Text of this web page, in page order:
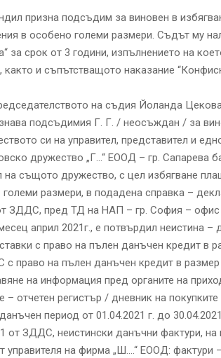
призна подсъдим за виновен в
в особено големи размери. Съдът му
за срок от 3 години, изпълнението на
както и съпътстващото наказание
на съдия Йоланда
подсъдимия Г. Г. / неосъждан / за
си на управител, представител и
дружество „Г…“ ЕООД – гр. Сапарева
на същото дружество, с цел избягване
размери, в подадена справка –
ЗДДС, пред ТД на НАП – гр. София – офис
април 2021г., е потвърдил неистина –
с право на пълен данъчен кредит в
с право на пълен данъчен кредит в размер
на информация пред органите на
отчетен регистър / дневник на
период от 01.04.2021 г. до
от ЗДДС, неистински данъчни фактури, на
управителя на фирма „Ш….“ ЕООД: фактури